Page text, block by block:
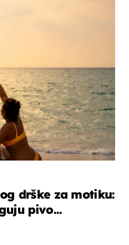
drške za motiku:
pivo...